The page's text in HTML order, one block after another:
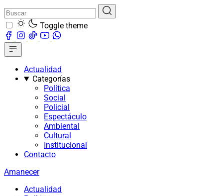
Toggle theme
Actualidad
Categorías
Política
Social
Policial
Espectáculo
Ambiental
Cultural
Institucional
Contacto
Amanecer
Actualidad